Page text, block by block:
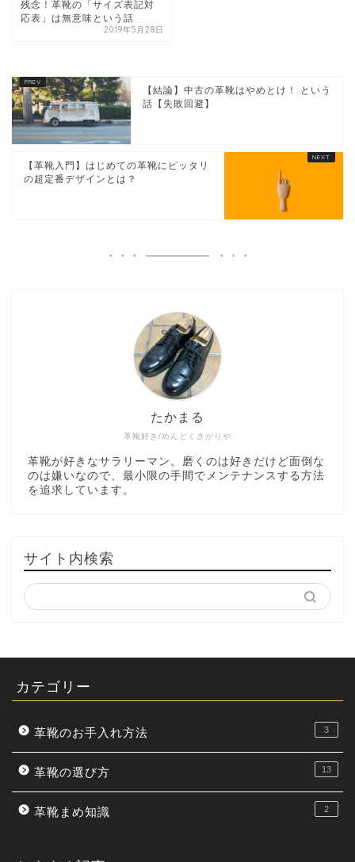
残念！革靴の「サイズ表記対
応表」は無意味という話
2019年5月28日
【結論】中古の革靴はやめとけ！ という
話【失敗回避】
【革靴入門】はじめての革靴にピッタリ
の超定番デザインとは？
革靴好き/めんどくさがりや
たかまる
革靴が好きなサラリーマン。磨くのは好きだけど面倒な
のは嫌いなので、最小限の手間でメンテナンスする方法
を追求しています。
サイト内検索
カテゴリー
革靴のお手入れ方法 3
革靴の選び方 13
革靴まめ知識 2